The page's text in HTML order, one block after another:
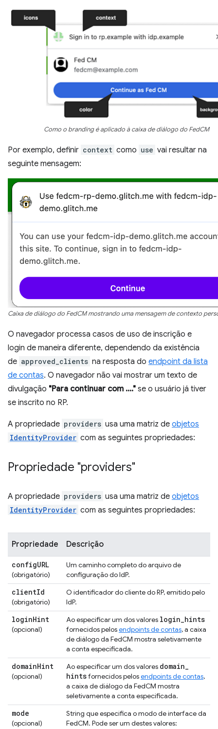
Como o branding é aplicado à caixa de diálogo do FedCM
Por exemplo, definir context como use vai resultar na
seguinte mensagem:
Caixa de diálogo do FedCM mostrando uma mensagem de contexto
O navegador processa casos de uso de inscrição e
login de maneira diferente, dependendo da existência
de approved_clients na resposta do endpoint da lista
de contas. O navegador não vai mostrar um texto de
divulgação "Para continuar com ...." se o usuário já tiver
se inscrito no RP.
A propriedade providers usa uma matriz de objetos
IdentityProvider com as seguintes propriedades:
Propriedade "providers"
A propriedade providers usa uma matriz de objetos
IdentityProvider com as seguintes propriedades:
Propriedade Descrição
configURL
(obrigatório)
Um caminho completo do arquivo de
configuração do IdP.
clientId
(obrigatório)
O identificador do cliente do RP, emitido pelo
IdP.
loginHint
(opcional)
Ao especificar um dos valores login hints
fornecidos pelosendpoints de contas, a caixa
de diálogo da FedCM mostra seletivamente
a conta especificada.
domainHint
(opcional)
Ao especificar um dos valores domain
hintsfornecidos pelosendpoints de contas,
a caixa de diálogo da FedCM mostra
seletivamente a conta especificada.
mode
(opcional)
String que especifica o modo de interface da
FedCM. Pode ser um destes valores: